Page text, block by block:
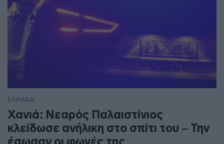
ΕΛΛΑΔΑ
Χανιά: Νεαρός Παλαιστίνιος
κλείδωσε ανήλικη στο σπίτι του – Την
έσωσαν οι φωνές της